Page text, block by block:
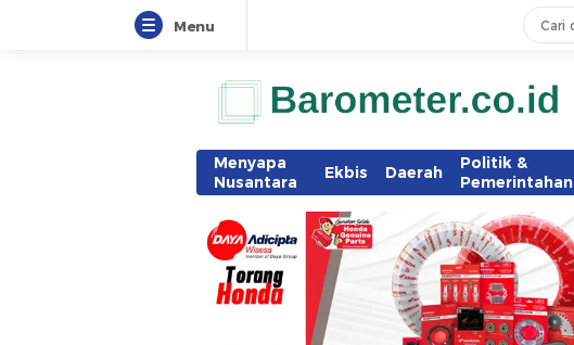
Menu
www.barometer.co.id
Berita Terkini di Sulawesi Utara
Menyapa
Nusantara
Ekbis Daerah
Politik &
Pemerintahan